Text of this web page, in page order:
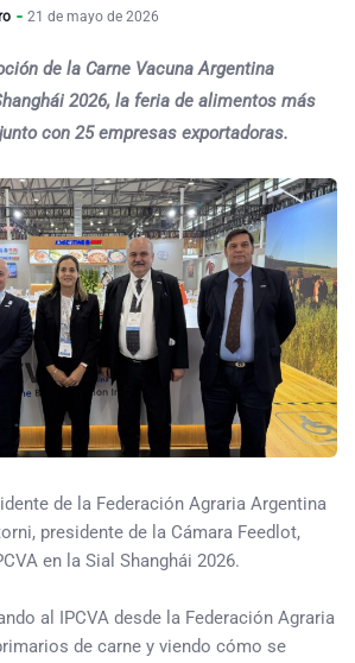
21 de mayo de 2026
de la Carne Vacuna Argentina
2026, la feria de alimentos más
con 25 empresas exportadoras.
de la Federación Agraria Argentina
presidente de la Cámara Feedlot,
en la Sial Shanghái 2026.
al IPCVA desde la Federación Agraria
de carne y viendo cómo se